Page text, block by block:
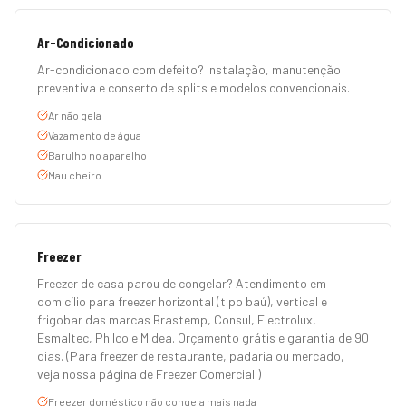
Ar-Condicionado
Ar-condicionado com defeito? Instalação, manutenção
preventiva e conserto de splits e modelos convencionais.
Ar não gela
Vazamento de água
Barulho no aparelho
Mau cheiro
Freezer
Freezer de casa parou de congelar? Atendimento em
domicílio para freezer horizontal (tipo baú), vertical e
frigobar das marcas Brastemp, Consul, Electrolux,
Esmaltec, Philco e Midea. Orçamento grátis e garantia de 90
dias. (Para freezer de restaurante, padaria ou mercado,
veja nossa página de Freezer Comercial.)
Freezer doméstico não congela mais nada